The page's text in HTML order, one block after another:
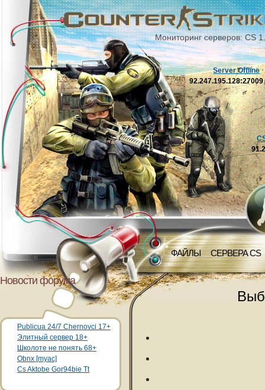
Мониторинг серверов: CS
ФАЙЛЫ СЕРВЕРА CS
Server Offline
92.247.195.128:27009
Новости форума
Publicua 24/7 Chernovci 17+
Элитный сервер 18+
Школоте не понять 68+
Obnx [myac]
Cs Aktobe Gor94bie Tt